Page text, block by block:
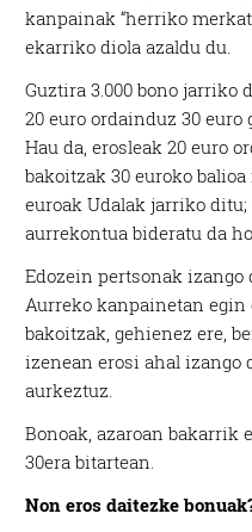
kanpainak “herriko
ekarriko diola azaldu du.
Guztira 3.000 bono jarriko
20 euro ordainduz 30 euro
Hau da, erosleak 20 euro
bakoitzak 30 euroko
euroak Udalak jarriko ditu;
aurrekontua bideratu da
Edozein pertsonak izango
Aurreko kanpainetan egin
bakoitzak, gehienez ere,
izenean erosi ahal izango
aurkeztuz.
Bonoak, azaroan
30era bitartean.
Non eros daitezke